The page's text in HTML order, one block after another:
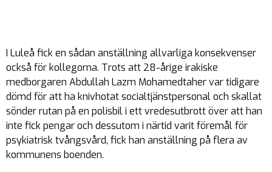
I Luleå fick en sådan anställning allvarliga konsekvenser
också för kollegorna. Trots att 28-årige irakiske
medborgaren Abdullah Lazm Mohamedtaher var tidigare
dömd för att ha knivhotat socialtjänstpersonal och skallat
sönder rutan på en polisbil i ett vredesutbrott över att han
inte fick pengar och dessutom i närtid varit föremål för
psykiatrisk tvångsvård, fick han anställning på flera av
kommunens boenden.